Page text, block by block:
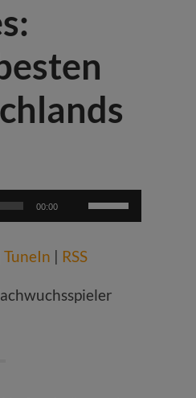
00:00
Hoch/Runter
Lautstärke
zu
TuneIn | RSS